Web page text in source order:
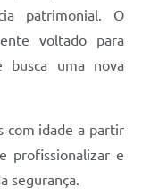
patrimonial. O
voltado para
busca uma nova
com idade a partir
profissionalizar e
segurança.